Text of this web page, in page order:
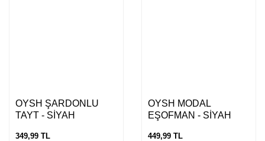
OYSH ŞARDONLU
TAYT - SİYAH
349,99 TL
OYSH MODAL
EŞOFMAN - SİYAH
449,99 TL